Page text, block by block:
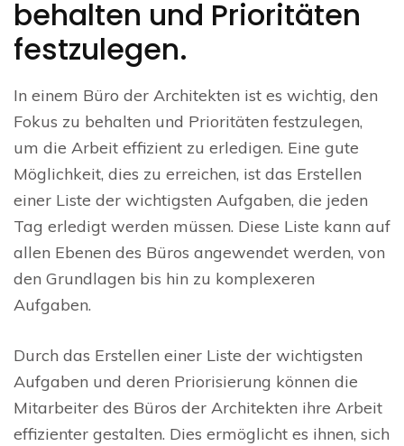
behalten und Prioritäten
festzulegen.
In einem Büro der Architekten ist es wichtig, den
Fokus zu behalten und Prioritäten festzulegen,
um die Arbeit effizient zu erledigen. Eine gute
Möglichkeit, dies zu erreichen, ist das Erstellen
einer Liste der wichtigsten Aufgaben, die jeden
Tag erledigt werden müssen. Diese Liste kann auf
allen Ebenen des Büros angewendet werden, von
den Grundlagen bis hin zu komplexeren
Aufgaben.
Durch das Erstellen einer Liste der wichtigsten
Aufgaben und deren Priorisierung können die
Mitarbeiter des Büros der Architekten ihre Arbeit
effizienter gestalten. Dies ermöglicht es ihnen, sich